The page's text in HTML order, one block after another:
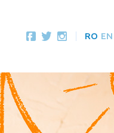
RO EN